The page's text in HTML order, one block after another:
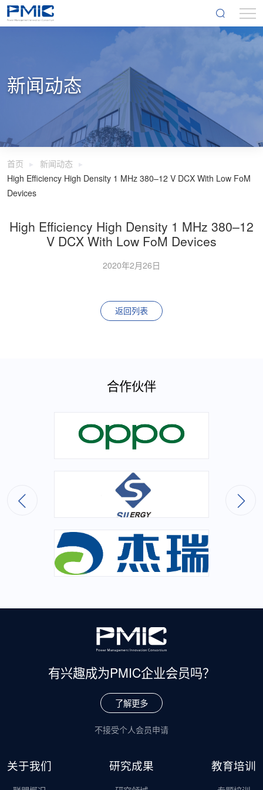
新闻动态
首页
新闻动态
High Efficiency High Density 1 MHz 380–12 V DCX With Low FoM
Devices
High Efficiency High Density 1 MHz 380–12
V DCX With Low FoM Devices
2020年2月26日
返回列表
合作伙伴
有兴趣成为PMIC企业会员吗？
了解更多
不接受个人会员申请
关于我们 研究成果 教育培训